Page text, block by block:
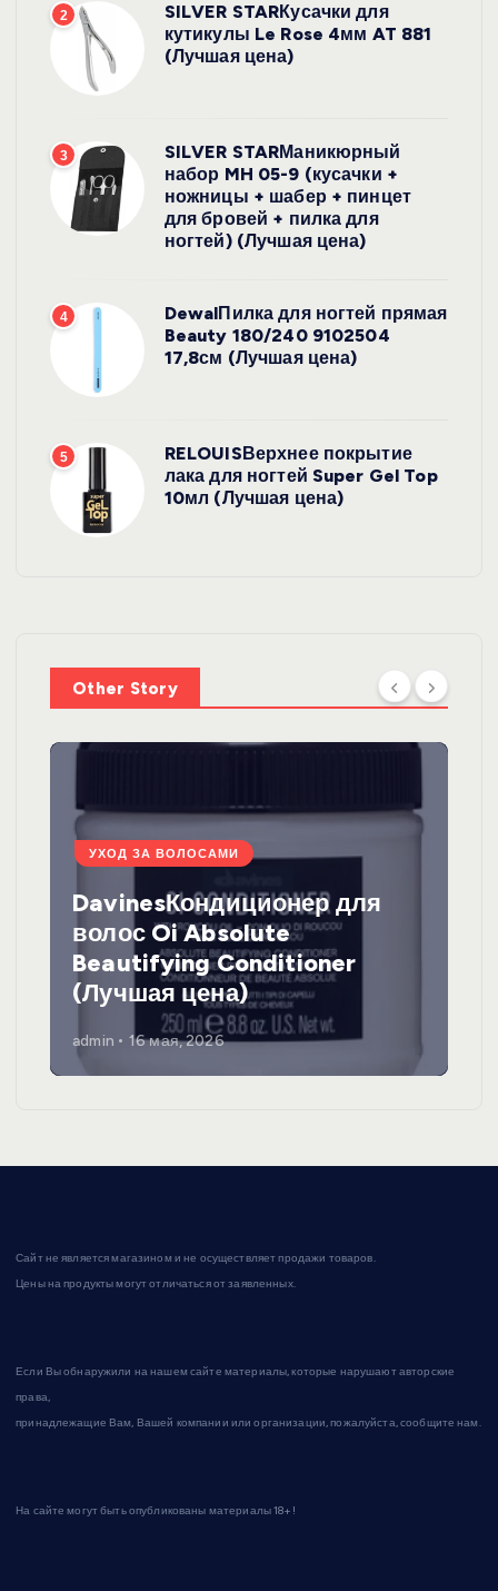
2
SILVER STARКусачки для
кутикулы Le Rose 4мм AT 881
(Лучшая цена)
3
SILVER STARМаникюрный
набор MH 05-9 (кусачки +
ножницы + шабер + пинцет
для бровей + пилка для
ногтей) (Лучшая цена)
4
DewalПилка для ногтей прямая
Beauty 180/240 9102504
17,8см (Лучшая цена)
5
RELOUISВерхнее покрытие
лака для ногтей Super Gel Top
10мл (Лучшая цена)
Other Story
УХОД ЗА ВОЛОСАМИ
DavinesКондиционер для
волос Oi Absolute
Beautifying Conditioner
(Лучшая цена)
admin 16 мая, 2026
Сайт не является магазином и не осуществляет продажи товаров.
Цены на продукты могут отличаться от заявленных.
Если Вы обнаружили на нашем сайте материалы, которые нарушают авторские
права,
принадлежащие Вам, Вашей компании или организации, пожалуйста, сообщите нам.
На сайте могут быть опубликованы материалы 18+!